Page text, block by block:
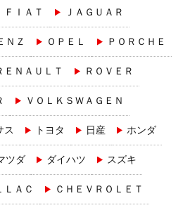
ＦＩＡＴ ＪＡＧＵＡＲ
ＮＺ ＯＰＥＬ ＰＯＲＣＨＥ
ＥＮＡＵＬＴ ＲＯＶＥＲ
ＶＯＬＫＳＷＡＧＥＮ
ス トヨタ 日産 ホンダ
ツダ ダイハツ スズキ
ＬＡＣ ＣＨＥＶＲＯＬＥＴ